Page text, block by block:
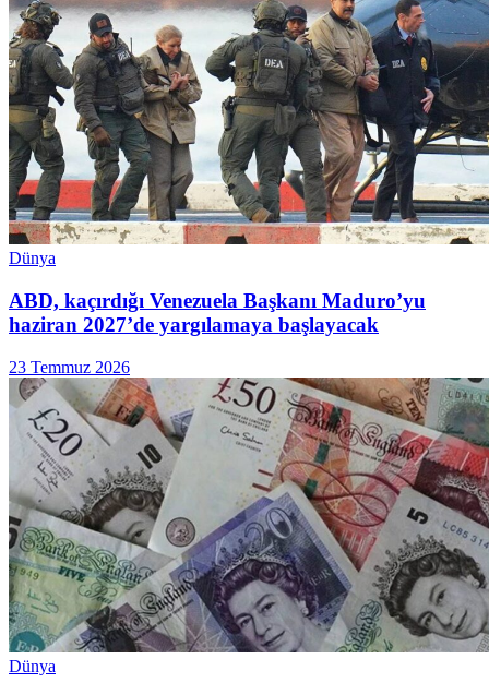
Dünya
ABD, kaçırdığı Venezuela Başkanı Maduro’yu
haziran 2027’de yargılamaya başlayacak
23 Temmuz 2026
Dünya